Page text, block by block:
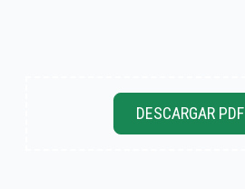
DESCARGAR PDF